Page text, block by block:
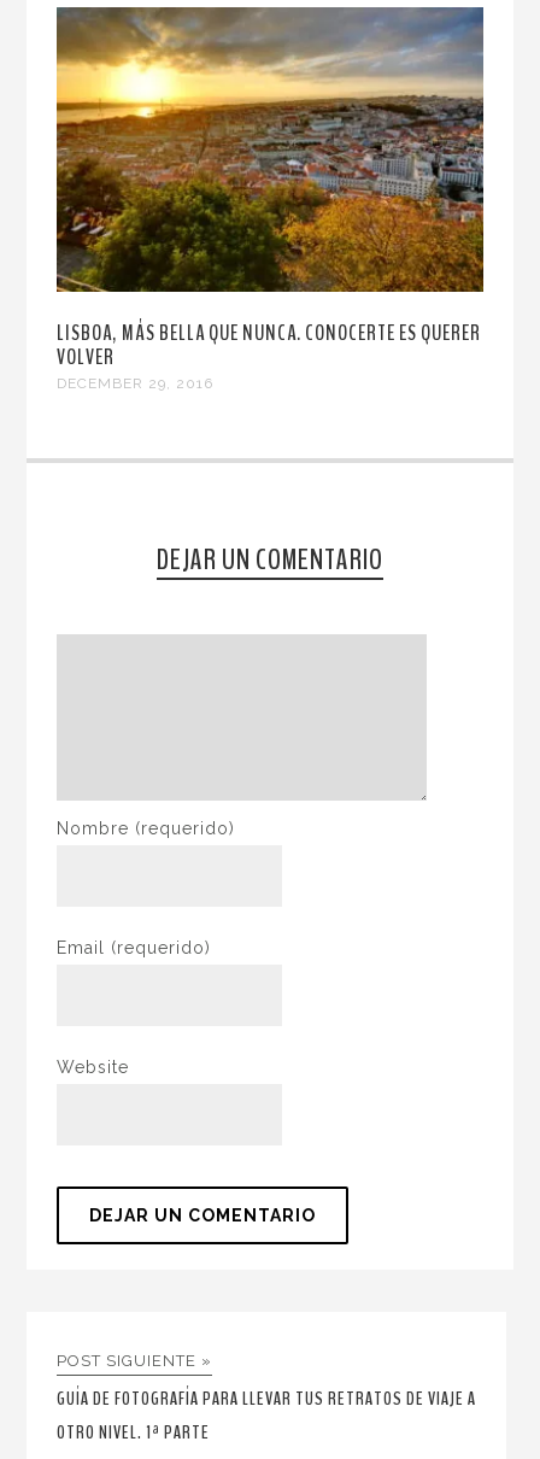
LISBOA, MÁS BELLA QUE NUNCA. CONOCERTE ES QUERER
VOLVER
DECEMBER 29, 2016
DEJAR UN COMENTARIO
Nombre (requerido)
Email (requerido)
Website
POST SIGUIENTE »
GUÍA DE FOTOGRAFÍA PARA LLEVAR TUS RETRATOS DE VIAJE A
OTRO NIVEL. 1ª PARTE